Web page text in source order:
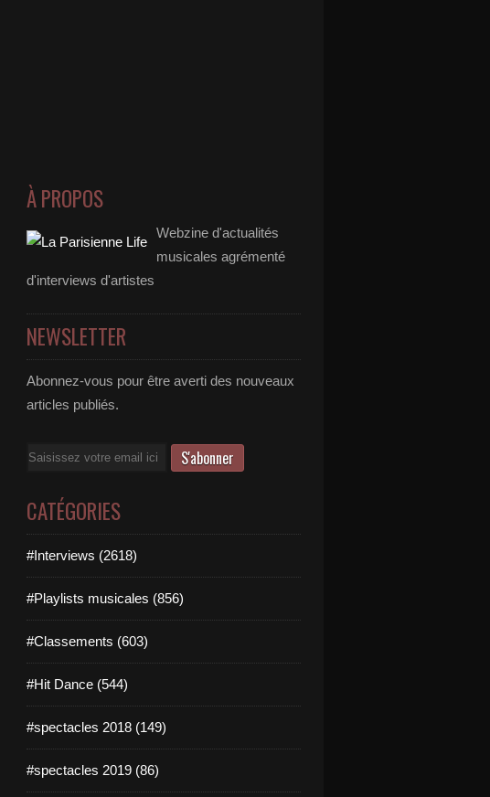
À PROPOS
Webzine d'actualités
musicales agrémenté
d'interviews d'artistes
NEWSLETTER
Abonnez-vous pour être averti des nouveaux
articles publiés.
Email
CATÉGORIES
#Interviews (2618)
#Playlists musicales (856)
#Classements (603)
#Hit Dance (544)
#spectacles 2018 (149)
#spectacles 2019 (86)